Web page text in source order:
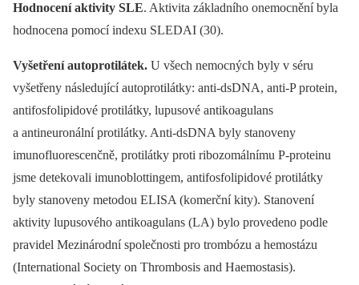
Hodnocení aktivity SLE. Aktivita základního onemocnění byla
hodnocena pomocí indexu SLEDAI (30).
Vyšetření autoprotilátek. U všech nemocných byly v séru
vyšetřeny následující autoprotilátky: anti-dsDNA, anti-P protein,
antifosfolipidové protilátky, lupusové antikoagulans
a antineuronální protilátky. Anti-dsDNA byly stanoveny
imunofluorescenčně, protilátky proti ribozomálnímu P-proteinu
jsme detekovali imunoblottingem, antifosfolipidové protilátky
byly stanoveny metodou ELISA (komerční kity). Stanovení
aktivity lupusového antikoagulans (LA) bylo provedeno podle
pravidel Mezinárodní společnosti pro trombózu a hemostázu
(International Society on Thrombosis and Haemostasis).